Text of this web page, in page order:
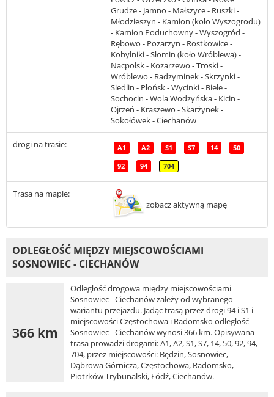
Grudze - Jamno - Małszyce - Ruszki -
Młodzieszyn - Kamion (koło Wyszogrodu)
- Kamion Poduchowny - Wyszogród -
Rębowo - Pozarzyn - Rostkowice -
Kobylniki - Słomin (koło Wróblewa) -
Nacpolsk - Kozarzewo - Troski -
Wróblewo - Radzyminek - Skrzynki -
Siedlin - Płońsk - Wycinki - Biele -
Sochocin - Wola Wodzyńska - Kicin -
Ojrzeń - Kraszewo - Skarżynek -
Sokołówek - Ciechanów
drogi na trasie: A1 A2 S1 S7 14 50
92 94 704
Trasa na mapie:
zobacz aktywną mapę
ODLEGŁOŚĆ MIĘDZY MIEJSCOWOŚCIAMI
SOSNOWIEC - CIECHANÓW
366 km
Odległość drogowa między miejscowościami
Sosnowiec - Ciechanów zależy od wybranego
wariantu przejazdu. Jadąc trasą przez drogi 94 i S1 i
miejscowości Częstochowa i Radomsko odległość
Sosnowiec - Ciechanów wynosi 366 km. Opisywana
trasa prowadzi drogami: A1, A2, S1, S7, 14, 50, 92, 94,
704, przez miejscowości: Będzin, Sosnowiec,
Dąbrowa Górnicza, Częstochowa, Radomsko,
Piotrków Trybunalski, Łódź, Ciechanów.